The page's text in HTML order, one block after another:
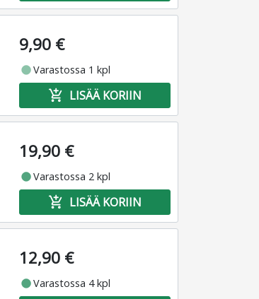
9,90 €
fiber_manual_recordVarastossa 1 kpl
add_shopping_cart LISÄÄ KORIIN
19,90 €
fiber_manual_recordVarastossa 2 kpl
add_shopping_cart LISÄÄ KORIIN
12,90 €
fiber_manual_recordVarastossa 4 kpl